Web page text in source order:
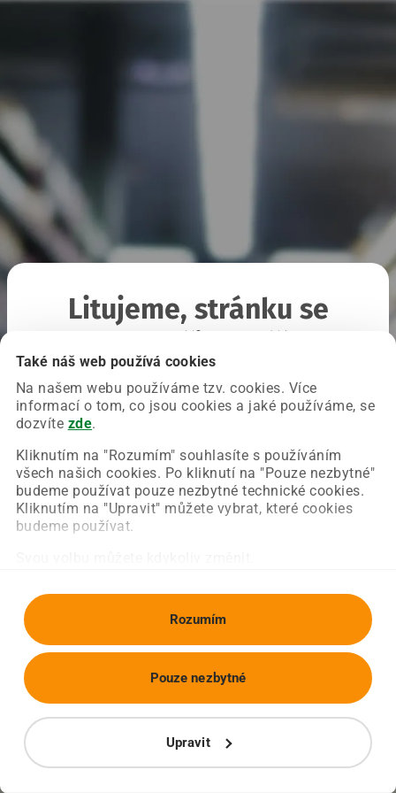
Také náš web používá cookies
Na našem webu používáme tzv. cookies. Více
informací o tom, co jsou cookies a jaké používáme, se
dozvíte zde.
Kliknutím na "Rozumím" souhlasíte s používáním
všech našich cookies. Po kliknutí na "Pouze nezbytné"
budeme používat pouze nezbytné technické cookies.
Kliknutím na "Upravit" můžete vybrat, které cookies
budeme používat.
Rozumím
Upravit
Pouze nezbytné
Litujeme, stránku se
Chyba nastala na naší straně a už ji opravujeme.
Zkuste prosím znovu načíst požadovanou stránku.
Obnovit stránku Úvodní strana